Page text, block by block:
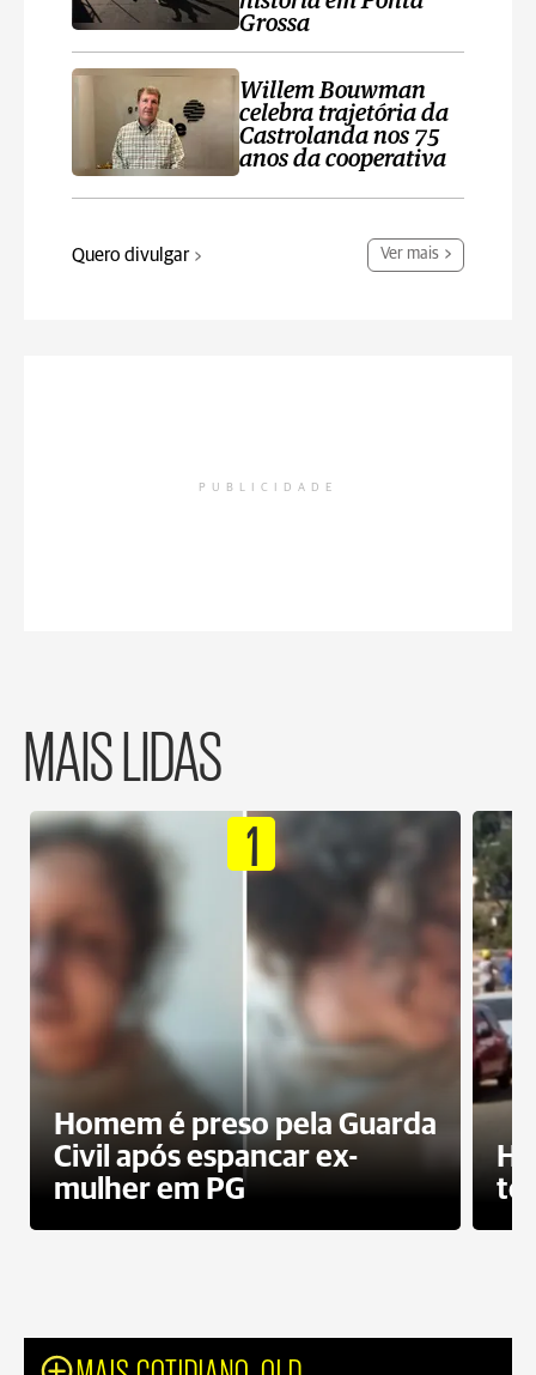
Grossa
Willem Bouwman
celebra trajetória da
Castrolanda nos 75
anos da cooperativa
Quero divulgar Ver mais
PUBLICIDADE
MAIS LIDAS
1
Homem é preso pela Guarda
Civil após espancar ex-
mulher em PG